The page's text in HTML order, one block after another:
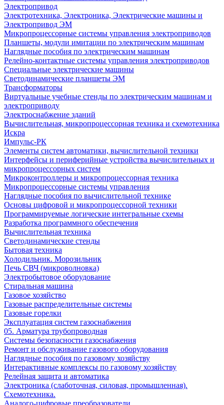
Электропривод
Электротехника, Электроника, Электрические машины и
Электропривод ЭМ
Микропроцессорные системы управления электроприводов
Планшеты, модули имитации по электрическим машинам
Наглядные пособия по электрическим машинам
Релейно-контактные системы управления электроприводов
Специальные электрические машины
Светодинамические планшеты ЭМ
Трансформаторы
Виртуальные учебные стенды по электрическим машинам и
электроприводу
Электроснабжение зданий
Вычислительная, микропроцессорная техника и схемотехника
Искра
Импульс-РК
Элементы систем автоматики, вычислительной техники
Интерфейсы и периферийные устройства вычислительных и
микропроцессорных систем
Микроконтроллеры и микропроцессорная техника
Микропроцессорные системы управления
Наглядные пособия по вычислительной технике
Основы цифровой и микропроцессорной техники
Программируемые логические интегральные схемы
Разработка программного обеспечения
Вычислительная техника
Светодинамические стенды
Бытовая техника
Холодильник. Морозильник
Печь СВЧ (микроволновка)
Электробытовое оборудование
Стиральная машина
Газовое хозяйство
Газовые распределительные системы
Газовые горелки
Эксплуатация систем газоснабжения
05. Арматура трубопроводная
Системы безопасности газоснабжения
Ремонт и обслуживание газового оборудования
Наглядные пособия по газовому хозяйству
Интерактивные комплексы по газовому хозяйству
Релейная защита и автоматика
Электроника (слаботочная, силовая, промышленная).
Схемотехника.
Аналого-цифровые преобразователи